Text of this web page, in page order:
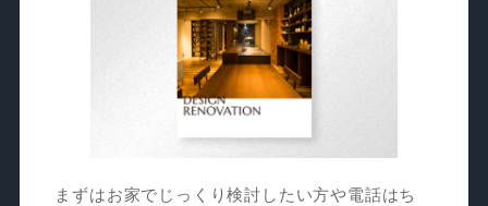
まずはお家でじっくり検討したい方や電話はち